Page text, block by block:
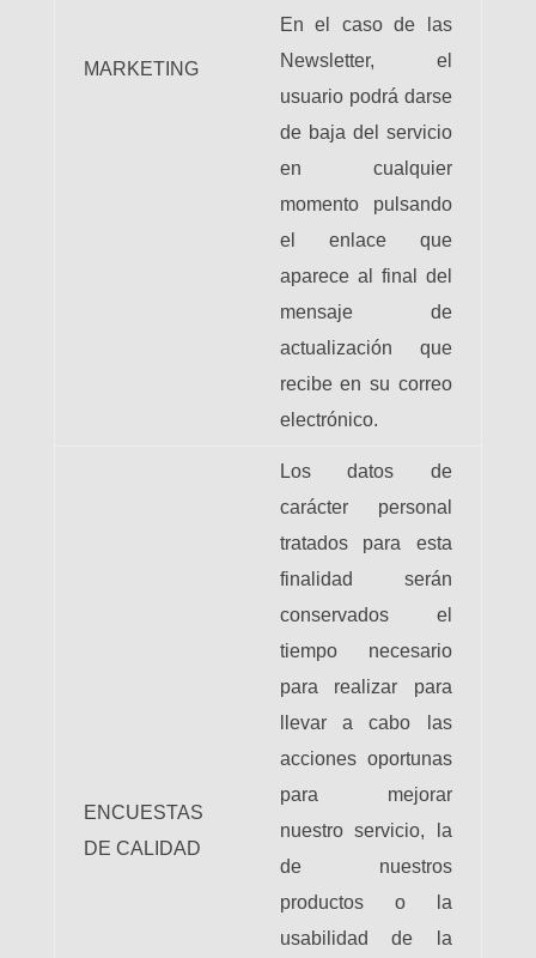
MARKETING
En el caso de las
Newsletter, el
usuario podrá darse
de baja del servicio
en cualquier
momento pulsando
el enlace que
aparece al final del
mensaje de
actualización que
recibe en su correo
electrónico.
ENCUESTAS
DE CALIDAD
Los datos de
carácter personal
tratados para esta
finalidad serán
conservados el
tiempo necesario
para realizar para
llevar a cabo las
acciones oportunas
para mejorar
nuestro servicio, la
de nuestros
productos o la
usabilidad de la